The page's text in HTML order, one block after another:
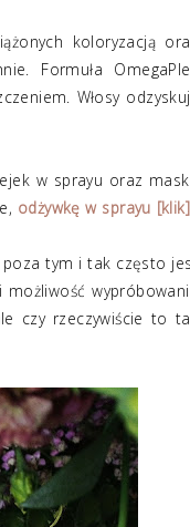
koloryzacją
Formuła
Włosy
w sprayu oraz
odżywkę w sprayu [klik]
tym i tak często
czy rzeczywiście to